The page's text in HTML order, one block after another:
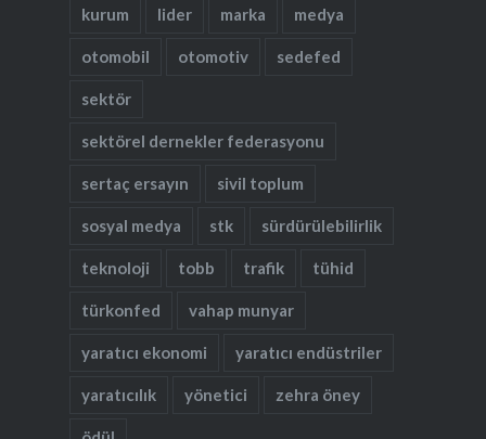
kurum lider marka medya
otomobil otomotiv sedefed
sektör
sektörel dernekler federasyonu
sertaç ersayın sivil toplum
sosyal medya stk sürdürülebilirlik
teknoloji tobb trafik tühid
türkonfed vahap munyar
yaratıcı ekonomi yaratıcı endüstriler
yaratıcılık yönetici zehra öney